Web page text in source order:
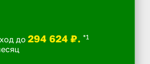
до 294 624 ₽. *1